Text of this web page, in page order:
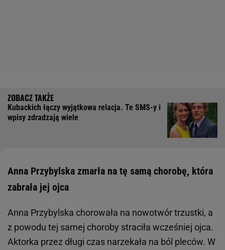
Kubackich łączy wyjątkowa relacja. Te SMS-y i
wpisy zdradzają wiele
Anna Przybylska zmarła na tę samą chorobę, która
zabrała jej ojca
Anna Przybylska chorowała na nowotwór trzustki, a
z powodu tej samej choroby straciła wcześniej ojca.
Aktorka przez długi czas narzekała na ból pleców. W